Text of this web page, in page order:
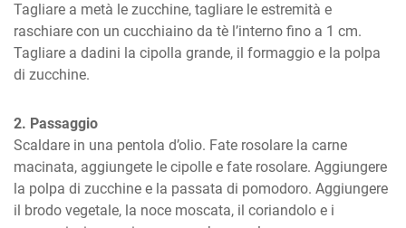
Tagliare a metà le zucchine, tagliare le estremità e
raschiare con un cucchiaino da tè l’interno fino a 1 cm.
Tagliare a dadini la cipolla grande, il formaggio e la polpa
di zucchine.
2. Passaggio
Scaldare in una pentola d’olio. Fate rosolare la carne
macinata, aggiungete le cipolle e fate rosolare. Aggiungere
la polpa di zucchine e la passata di pomodoro. Aggiungere
il brodo vegetale, la noce moscata, il coriandolo e i